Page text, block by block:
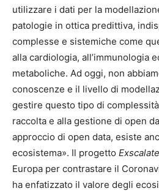
utilizzare i dati per la
patologie in ottica predittiva,
complesse e sistemiche come
alla cardiologia, all’immunologia
metaboliche. Ad oggi, non
conoscenze e il livello di
gestire questo tipo di
raccolta e alla gestione di open
approccio di open data, esiste
ecosistema». Il progetto
Europa per contrastare il
ha enfatizzato il valore degli